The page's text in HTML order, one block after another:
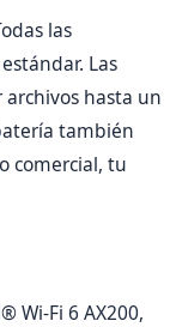
las
Las
hasta un
también
comercial, tu
Wi-Fi 6 AX200,